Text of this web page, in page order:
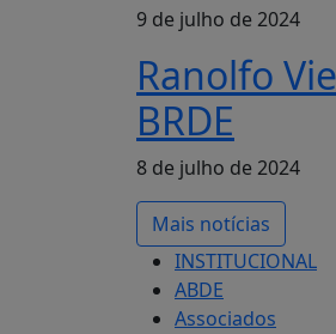
9 de julho de 2024
Ranolfo
BRDE
8 de julho de 2024
Mais notícias
INSTITUCIONAL
ABDE
Associados